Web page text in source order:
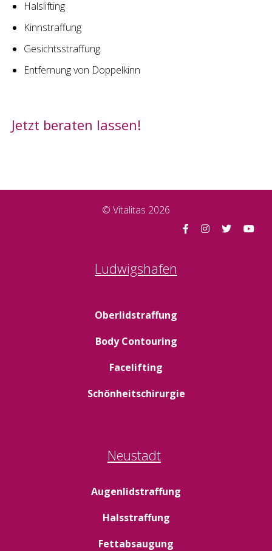
Halslifting
Kinnstraffung
Gesichtsstraffung
Entfernung von Doppelkinn
Jetzt beraten lassen!
© Vitalitas 2026
Ludwigshafen
Oberlidstraffung
Body Contouring
Facelifting
Schönheitschirurgie
Neustadt
Augenlidstraffung
Halsstraffung
Fettabsaugung